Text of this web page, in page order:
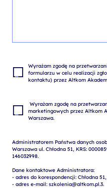
Wyrażam zgodę na
formularzu w celu realizacji
marketingowych przez Altkom
Administratorem Państwa danych
Warszawa ul. Chłodna 51, KRS:
146032998.
Dane kontaktowe Administratora:
- adres do korespondencji: Chłodna
- adres e-mail: szkolenia@altkom.pl.3.